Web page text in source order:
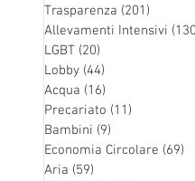
Trasparenza (201)
Allevamenti Intensivi
LGBT (20)
Lobby (44)
Acqua (16)
Precariato (11)
Bambini (9)
Economia Circolare (69)
Aria (59)